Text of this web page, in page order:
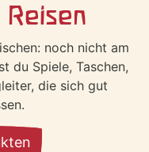
noch nicht am
du Spiele, Taschen,
die sich gut